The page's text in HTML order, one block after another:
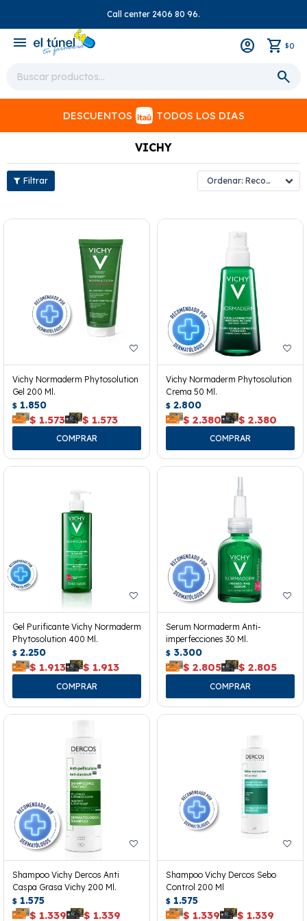
Call center 2406 80 96.
menu $0
DESCUENTOS TODOS LOS DIAS
VICHY
Recomendados
Vichy Normaderm Phytosolution
Gel 200 Ml.
$ 1.850
$ 1.573 $ 1.573
Vichy Normaderm Phytosolution
Crema 50 Ml.
$ 2.800
$ 2.380 $ 2.380
Gel Purificante Vichy Normaderm
Phytosolution 400 Ml.
$ 2.250
$ 1.913 $ 1.913
Serum Normaderm Anti-
imperfecciones 30 Ml.
$ 3.300
$ 2.805 $ 2.805
Shampoo Vichy Dercos Anti
Caspa Grasa Vichy 200 Ml.
$ 1.575
$ 1.339 $ 1.339
Shampoo Vichy Dercos Sebo
Control 200 Ml
$ 1.575
$ 1.339 $ 1.339
close